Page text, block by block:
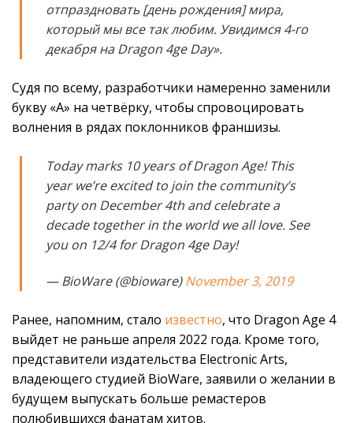
отпраздновать [день рождения] мира,
который мы все так любим. Увидимся 4-го
декабря на Dragon 4ge Day».
Судя по всему, разработчики намеренно заменили
букву «A» на четвёрку, чтобы спровоцировать
волнения в рядах поклонников франшизы.
Today marks 10 years of Dragon Age! This
year we’re excited to join the community’s
party on December 4th and celebrate a
decade together in the world we all love. See
you on 12/4 for Dragon 4ge Day!
— BioWare (@bioware)November 3, 2019
Ранее, напомним, стало известно, что Dragon Age 4
выйдет не раньше апреля 2022 года. Кроме того,
представители издательства Electronic Arts,
владеющего студией BioWare, заявили о желании в
будущем выпускать больше ремастеров
полюбившихся фанатам хитов.